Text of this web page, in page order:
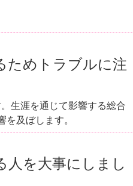
ためトラブルに注
生涯を通じて影響する総合
及ぼします。
人を大事にしまし